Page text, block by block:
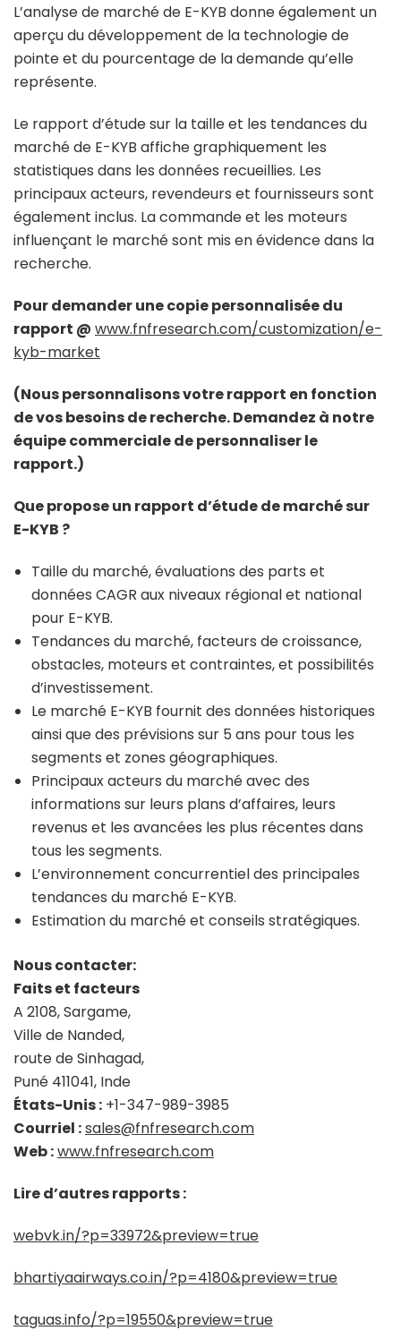
L’analyse de marché de E-KYB donne également un
aperçu du développement de la technologie de
pointe et du pourcentage de la demande qu’elle
représente.
Le rapport d’étude sur la taille et les tendances du
marché de E-KYB affiche graphiquement les
statistiques dans les données recueillies. Les
principaux acteurs, revendeurs et fournisseurs sont
également inclus. La commande et les moteurs
influençant le marché sont mis en évidence dans la
recherche.
Pour demander une copie personnalisée du
rapport @ www.fnfresearch.com/customization/e-
kyb-market
(Nous personnalisons votre rapport en fonction
de vos besoins de recherche. Demandez à notre
équipe commerciale de personnaliser le
rapport.)
Que propose un rapport d’étude de marché sur
E-KYB ?
Taille du marché, évaluations des parts et
données CAGR aux niveaux régional et national
pour E-KYB.
Tendances du marché, facteurs de croissance,
obstacles, moteurs et contraintes, et possibilités
d’investissement.
Le marché E-KYB fournit des données historiques
ainsi que des prévisions sur 5 ans pour tous les
segments et zones géographiques.
Principaux acteurs du marché avec des
informations sur leurs plans d’affaires, leurs
revenus et les avancées les plus récentes dans
tous les segments.
L’environnement concurrentiel des principales
tendances du marché E-KYB.
Estimation du marché et conseils stratégiques.
Nous contacter:
Faits et facteurs
A 2108, Sargame,
Ville de Nanded,
route de Sinhagad,
Puné 411041, Inde
États-Unis : +1-347-989-3985
Courriel :sales@fnfresearch.com
Web :www.fnfresearch.com
Lire d’autres rapports :
webvk.in/?p=33972&preview=true
bhartiyaairways.co.in/?p=4180&preview=true
taguas.info/?p=19550&preview=true